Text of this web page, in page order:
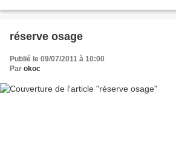
réserve osage
Publié le 09/07/2011 à 10:00
Par okoc